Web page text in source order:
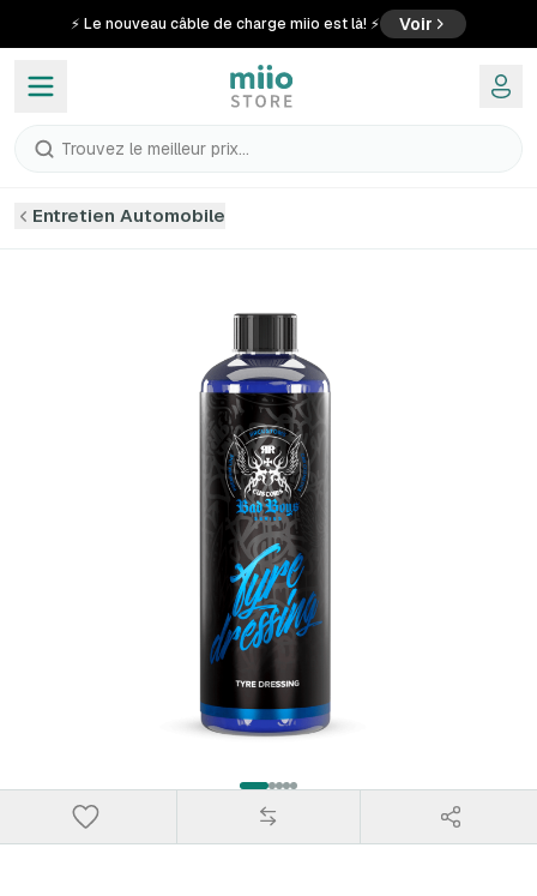
⚡ Le nouveau câble de charge miio est là! ⚡ Voir
Trouvez le meilleur prix...
Entretien Automobile